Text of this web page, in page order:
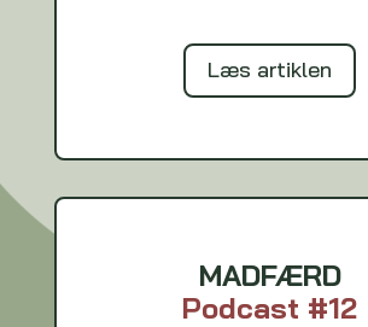
Læs artiklen
MADFÆRD
Podcast #12